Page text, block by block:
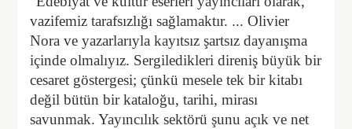
vazifemiz tarafsızlığı sağlamaktır. ... Olivier
Nora ve yazarlarıyla kayıtsız şartsız dayanışma
içinde olmalıyız. Sergiledikleri direniş büyük bir
cesaret göstergesi; çünkü mesele tek bir kitabı
değil bütün bir kataloğu, tarihi, mirası
savunmak. Yayıncılık sektörü şunu açık ve net